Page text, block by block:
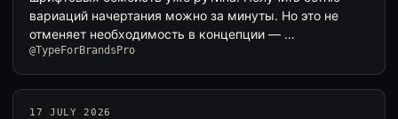
вариаций начертания можно за минуты. Но это не
отменяет необходимость в концепции — …
@TypeForBrandsPro
17 JULY 2026